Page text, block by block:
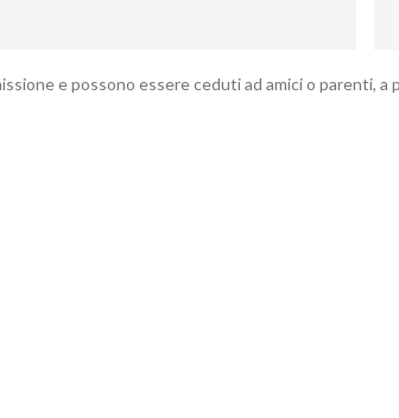
e possono essere ceduti ad amici o parenti, a